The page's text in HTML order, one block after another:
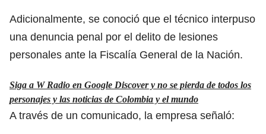
Adicionalmente, se conoció que el técnico interpuso
una denuncia penal por el delito de lesiones
personales ante la Fiscalía General de la Nación.
Siga a W Radio en Google Discover y no se pierda de todos los
personajes y las noticias de Colombia y el mundo
A través de un comunicado, la empresa señaló: